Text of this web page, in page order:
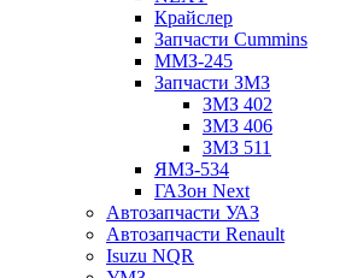
Крайслер
Запчасти Cummins
ММЗ-245
Запчасти ЗМЗ
ЗМЗ 402
ЗМЗ 406
ЗМЗ 511
ЯМЗ-534
ГАЗон Next
Автозапчасти УАЗ
Автозапчасти Renault
Isuzu NQR